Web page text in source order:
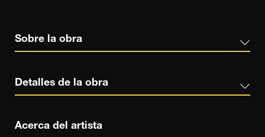
Sobre la obra
Detalles de la obra
Acerca del artista